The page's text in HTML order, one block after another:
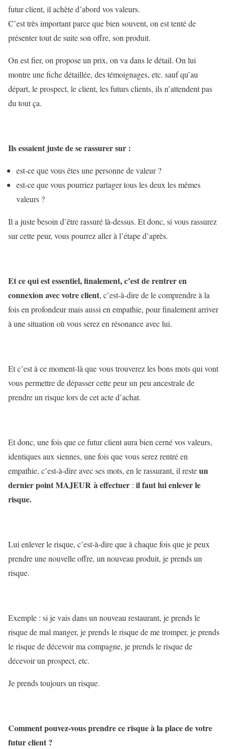
futur client, il achète d’abord vos valeurs.
C’est très important parce que bien souvent, on est tenté de
présenter tout de suite son offre, son produit.
On est fier, on propose un prix, on va dans le détail. On lui
montre une fiche détaillée, des témoignages, etc. sauf qu’au
départ, le prospect, le client, les futurs clients, ils n’attendent pas
du tout ça.
Ils essaient juste de se rassurer sur :
est-ce que vous êtes une personne de valeur ?
est-ce que vous pourriez partager tous les deux les mêmes
valeurs ?
Il a juste besoin d’être rassuré là-dessus. Et donc, si vous rassurez
sur cette peur, vous pourrez aller à l’étape d’après.
Et ce qui est essentiel, finalement, c’est de rentrer en
connexion avec votre client, c’est-à-dire de le comprendre à la
fois en profondeur mais aussi en empathie, pour finalement arriver
à une situation où vous serez en résonance avec lui.
Et c’est à ce moment-là que vous trouverez les bons mots qui vont
vous permettre de dépasser cette peur un peu ancestrale de
prendre un risque lors de cet acte d’achat.
Et donc, une fois que ce futur client aura bien cerné vos valeurs,
identiques aux siennes, une fois que vous serez rentré en
empathie, c’est-à-dire avec ses mots, en le rassurant, il resteun
dernier point MAJEUR à effectuer : il faut lui enlever le
risque.
Lui enlever le risque, c’est-à-dire que à chaque fois que je peux
prendre une nouvelle offre, un nouveau produit, je prends un
risque.
Exemple : si je vais dans un nouveau restaurant, je prends le
risque de mal manger, je prends le risque de me tromper, je prends
le risque de décevoir ma compagne, je prends le risque de
décevoir un prospect, etc.
Je prends toujours un risque.
Comment pouvez-vous prendre ce risque à la place de votre
futur client ?